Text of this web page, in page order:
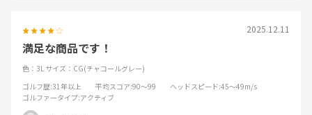
2025.12.11
満足な商品です！
色：3L サイズ：CG(チャコールグレー)
ゴルフ歴:31年以上 平均スコア:90～99 ヘッドスピード:45～49m/s
ゴルファータイプ:アクティブ